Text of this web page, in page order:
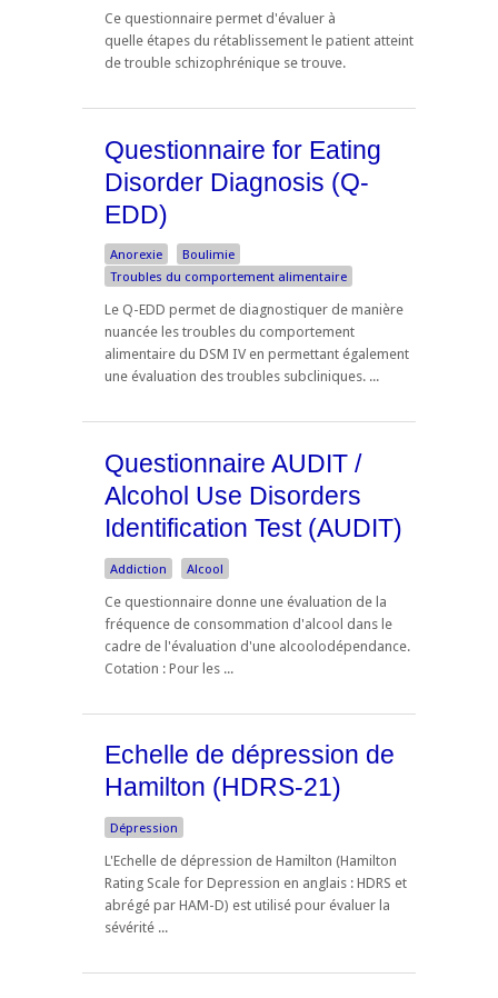
Ce questionnaire permet d'évaluer à
quelle étapes du rétablissement le patient atteint
de trouble schizophrénique se trouve.
Questionnaire for Eating
Disorder Diagnosis (Q-
EDD)
Anorexie
Boulimie
Troubles du comportement alimentaire
Le Q-EDD permet de diagnostiquer de manière
nuancée les troubles du comportement
alimentaire du DSM IV en permettant également
une évaluation des troubles subcliniques. ...
Questionnaire AUDIT /
Alcohol Use Disorders
Identification Test (AUDIT)
Addiction Alcool
Ce questionnaire donne une évaluation de la
fréquence de consommation d'alcool dans le
cadre de l'évaluation d'une alcoolodépendance.
Cotation : Pour les ...
Echelle de dépression de
Hamilton (HDRS-21)
Dépression
L'Echelle de dépression de Hamilton (Hamilton
Rating Scale for Depression en anglais : HDRS et
abrégé par HAM-D) est utilisé pour évaluer la
sévérité ...